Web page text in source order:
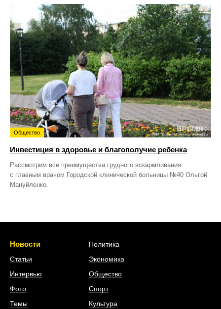
Общество
Инвестиция в здоровье и благополучие ребенка
Рассмотрим все преимущества грудного вскармливания
с главным врачом Городской клинической больницы №40 Ольгой
Мануйленко.
Новости
Статьи
Интервью
Фото
Темы
Политика
Экономика
Общество
Спорт
Культура